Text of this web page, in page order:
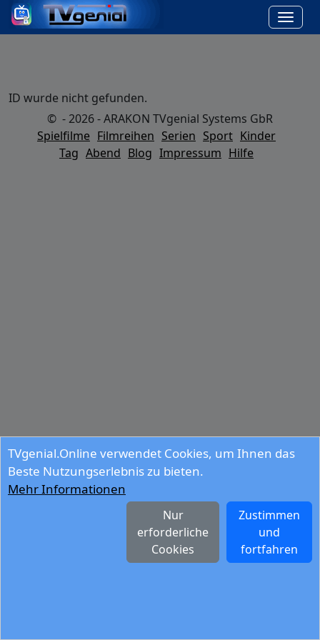
TVgenial.Online verwendet Cookies, um Ihnen das
Beste Nutzungserlebnis zu bieten.
Mehr Informationen
Zustimmen
und
fortfahren
Nur
erforderliche
Cookies
ID wurde nicht gefunden.
© - 2026 - ARAKON TVgenial Systems GbR
Spielfilme Filmreihen Serien Sport Kinder
Tag Abend Blog Impressum Hilfe